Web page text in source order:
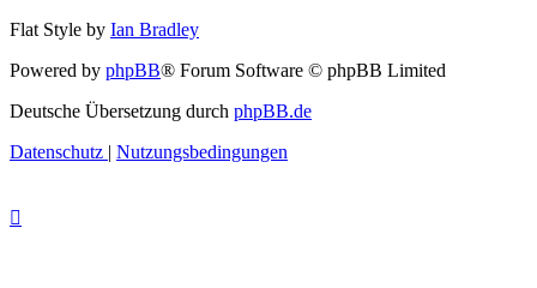
Flat Style by Ian Bradley
Powered by phpBB® Forum Software © phpBB Limited
Deutsche Übersetzung durch phpBB.de
Datenschutz | Nutzungsbedingungen